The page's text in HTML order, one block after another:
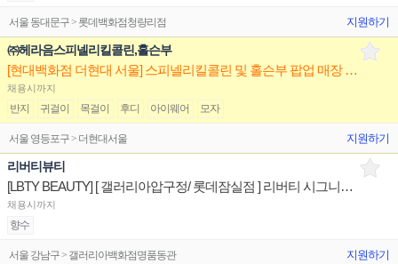
서울 동대문구 > 롯데백화점청량리점 지원하기
㈜헤라음스피넬리킬콜린,홀슨부
[현대백화점 더현대 서울] 스피넬리킬콜린 및 홀슨부 팝업 매장 정규직 채용
채용시까지
반지 귀걸이 목걸이 후디 아이웨어 모자
서울 영등포구 > 더현대서울 지원하기
리버티뷰티
[LBTY BEAUTY] [ 갤러리아압구정/ 롯데잠실점 ] 리버티 시그니처 향수 제품디스플레이 판매전문직원
채용시까지
향수
서울 강남구 > 갤러리아백화점명품동관 지원하기